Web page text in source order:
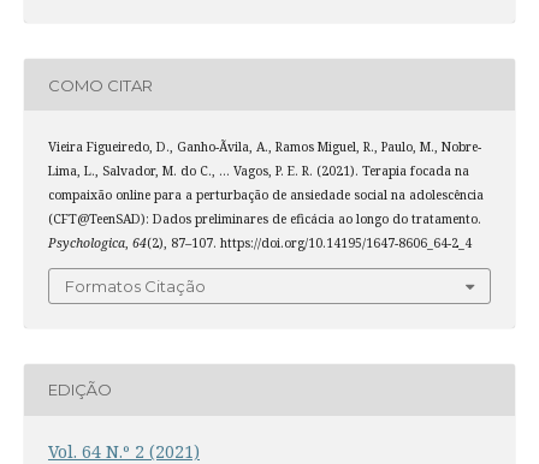
COMO CITAR
Vieira Figueiredo, D., Ganho-Ãvila, A., Ramos Miguel, R., Paulo, M., Nobre-
Lima, L., Salvador, M. do C., … Vagos, P. E. R. (2021). Terapia focada na
compaixão online para a perturbação de ansiedade social na adolescência
(CFT@TeenSAD): Dados preliminares de eficácia ao longo do tratamento.
Psychologica, 64(2), 87–107. https://doi.org/10.14195/1647-8606_64-2_4
Formatos Citação
EDIÇÃO
Vol. 64 N.º 2 (2021)